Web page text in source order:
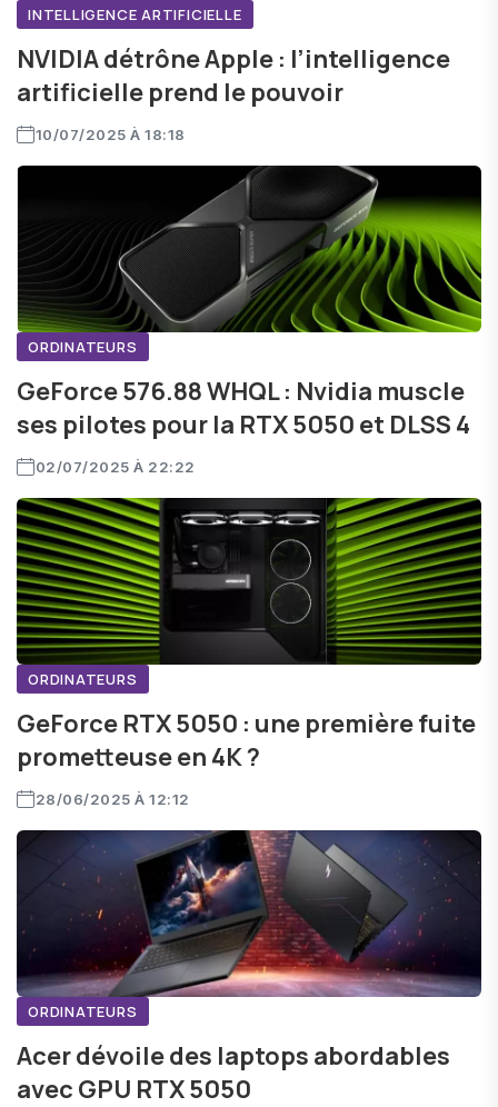
INTELLIGENCE ARTIFICIELLE
NVIDIA détrône Apple : l’intelligence
artificielle prend le pouvoir
10/07/2025 À 18:18
ORDINATEURS
GeForce 576.88 WHQL : Nvidia muscle
ses pilotes pour la RTX 5050 et DLSS 4
02/07/2025 À 22:22
ORDINATEURS
GeForce RTX 5050 : une première fuite
prometteuse en 4K ?
28/06/2025 À 12:12
ORDINATEURS
Acer dévoile des laptops abordables
avec GPU RTX 5050